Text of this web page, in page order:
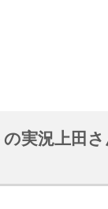
実況上田